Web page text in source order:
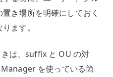
き場所を明確にしておく
ます。
は、suffix と OU の対
を使っている箇